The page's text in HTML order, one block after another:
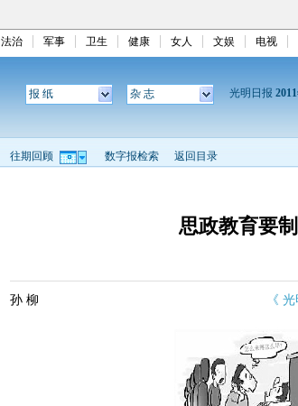
法治 军事 卫生 健康 女人 文娱 电视
报 纸 杂 志 光明日报
往期回顾 数字报检索 返回目录
思政教育要
孙 柳 《